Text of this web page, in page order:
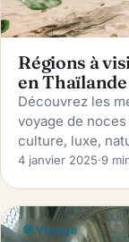
Régions à
en Thaïlande
Découvrez les
voyage de
culture, luxe,
4 janvier 2025·9
🧭 Voyage